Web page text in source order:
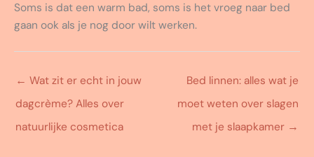
Soms is dat een warm bad, soms is het vroeg naar bed
gaan ook als je nog door wilt werken.
← Wat zit er echt in jouw
dagcrème? Alles over
natuurlijke cosmetica
Bed linnen: alles wat je
moet weten over slagen
met je slaapkamer →